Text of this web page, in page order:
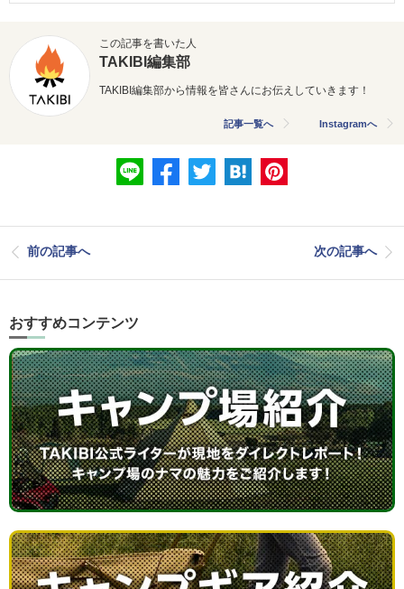
この記事を書いた人
TAKIBI編集部
TAKIBI編集部から情報を皆さんにお伝えしていきます！
記事一覧へ Instagramへ
前の記事へ 次の記事へ
おすすめコンテンツ